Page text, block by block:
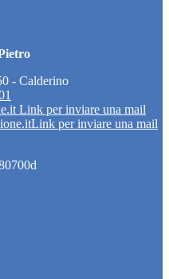
- Calderino
Link per inviare una mail
Link per inviare una mail